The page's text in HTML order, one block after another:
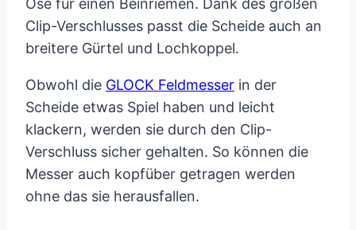
Clip-Verschlusses passt die Scheide auch an
breitere Gürtel und Lochkoppel.
Obwohl die GLOCK Feldmesser in der
Scheide etwas Spiel haben und leicht
klackern, werden sie durch den Clip-
Verschluss sicher gehalten. So können die
Messer auch kopfüber getragen werden
ohne das sie herausfallen.